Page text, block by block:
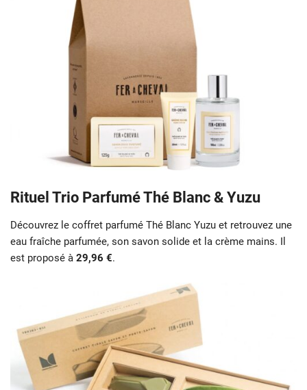
Rituel Trio Parfumé Thé Blanc & Yuzu
Découvrez le coffret parfumé Thé Blanc Yuzu et retrouvez une
eau fraîche parfumée, son savon solide et la crème mains. Il
est proposé à 29,96 €.